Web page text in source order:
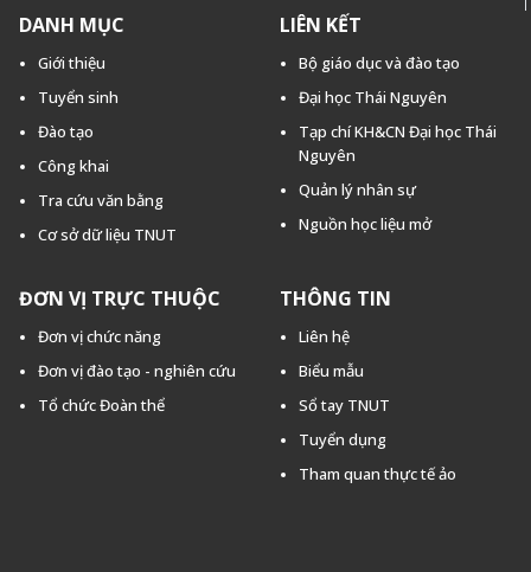
DANH MỤC
Giới thiệu
Tuyển sinh
Đào tạo
Công khai
Tra cứu văn bằng
Cơ sở dữ liệu TNUT
LIÊN KẾT
Bộ giáo dục và đào tạo
Đại học Thái Nguyên
Tạp chí KH&CN Đại học Thái
Nguyên
Quản lý nhân sự
Nguồn học liệu mở
ĐƠN VỊ TRỰC THUỘC
Đơn vị chức năng
Đơn vị đào tạo - nghiên cứu
Tổ chức Đoàn thể
THÔNG TIN
Liên hệ
Biểu mẫu
Sổ tay TNUT
Tuyển dụng
Tham quan thực tế ảo